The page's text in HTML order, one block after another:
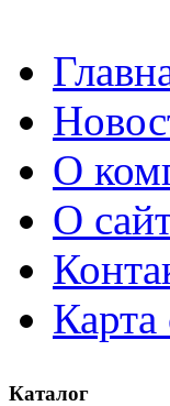
О
О
Карта
Каталог